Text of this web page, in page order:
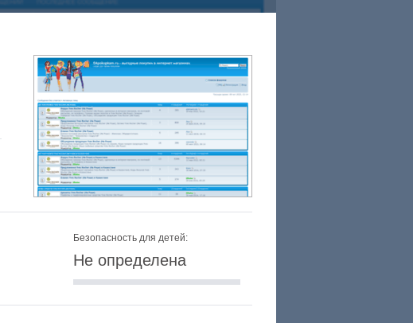
Безопасность для детей:
Не определена